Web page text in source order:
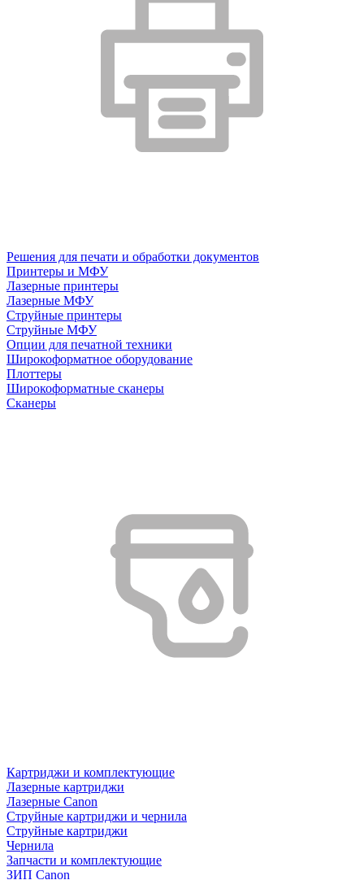
Решения для печати и обработки документов
Принтеры и МФУ
Лазерные принтеры
Лазерные МФУ
Струйные принтеры
Струйные МФУ
Опции для печатной техники
Широкоформатное оборудование
Плоттеры
Широкоформатные сканеры
Сканеры
Картриджи и комплектующие
Лазерные картриджи
Лазерные Canon
Струйные картриджи и чернила
Струйные картриджи
Чернила
Запчасти и комплектующие
ЗИП Canon